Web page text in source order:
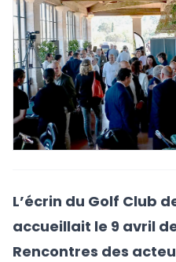
L’écrin du Golf Club
accueillait le 9 avril
Rencontres des